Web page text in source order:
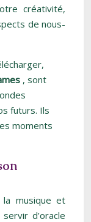
créativité,
de nous-
, sont
futurs. Ils
moments
la musique et
d’oracle